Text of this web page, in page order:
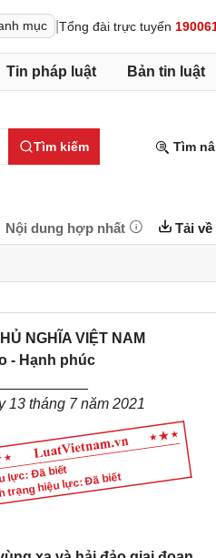
mục Tổng đài trực tuyến
Tin pháp luật Bản tin luật
Tìm kiếm Tìm
Nội dung hợp nhất Tải về
lực: Đã biết
trạng hiệu lực: Đã biết
NGHĨA VIỆT NAM
- Hạnh phúc
13 tháng 7 năm 2021